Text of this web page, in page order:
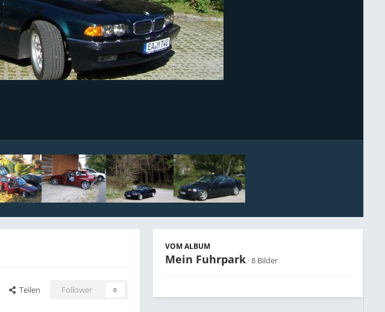
Teilen Follower 0
VOM ALBUM
Mein Fuhrpark · 8 Bilder